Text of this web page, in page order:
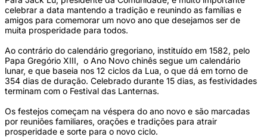
celebrar a data mantendo a tradição e reunindo as famílias e
amigos para comemorar um novo ano que desejamos ser de
muita prosperidade para todos.
Ao contrário do calendário gregoriano, instituído em 1582, pelo
Papa Gregório XIII, o Ano Novo chinês segue um calendário
lunar, e que baseia nos 12 ciclos da Lua, o que dá em torno de
354 dias de duração. Celebrado durante 15 dias, as festividades
terminam com o Festival das Lanternas.
Os festejos começam na véspera do ano novo e são marcadas
por reuniões familiares, orações e tradições para atrair
prosperidade e sorte para o novo ciclo.